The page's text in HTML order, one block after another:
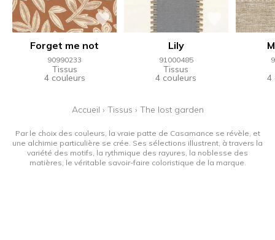
Forget me not
90990233
Tissus
4 couleurs
Lily
91000485
Tissus
4 couleurs 4
Accueil › Tissus › The lost garden
Par le choix des couleurs, la vraie patte de Casamance se révèle, et
une alchimie particulière se crée. Ses sélections illustrent, à travers la
variété des motifs, la rythmique des rayures, la noblesse des
matières, le véritable savoir-faire coloristique de la marque.